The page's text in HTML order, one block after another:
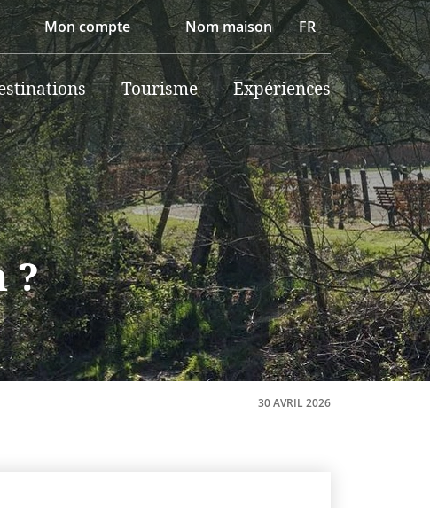
Mon compte Nom maison FR
Tourisme Expériences
?
30 AVRIL 2026